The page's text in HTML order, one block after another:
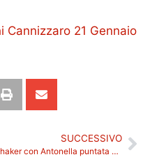
Cannizzaro 21 Gennaio
SUCCESSIVO
Shaker con Antonella puntata del 24 gennaio 2024. Riascolta.